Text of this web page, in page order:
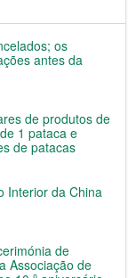
os
antes da
de produtos de
1 pataca e
de patacas
Interior da China
de
Associação de